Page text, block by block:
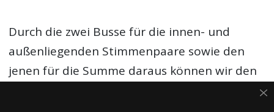
Durch die zwei Busse für die innen- und
außenliegenden Stimmenpaare sowie den
jenen für die Summe daraus können wir den